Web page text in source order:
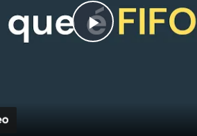
Play